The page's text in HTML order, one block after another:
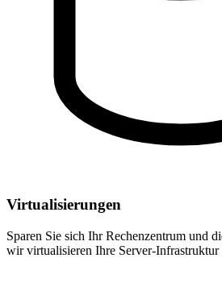
Virtualisierungen
Sparen Sie sich Ihr Rechenzentrum und
wir virtualisieren Ihre Server-Infrastruktur